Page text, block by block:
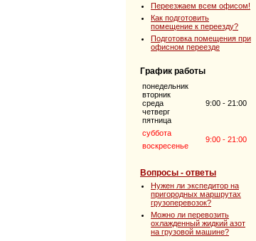
Переезжаем всем офисом!
Как подготовить
помещение к переезду?
Подготовка помещения при
офисном переезде
График работы
понедельник
вторник
среда
четверг
пятница
9:00 - 21:00
суббота
9:00 - 21:00
воскресенье
Вопросы - ответы
Нужен ли экспедитор на
пригородных маршрутах
грузоперевозок?
Можно ли перевозить
охлажденный жидкий азот
на грузовой машине?